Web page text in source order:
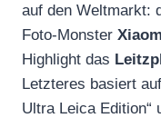
auf den Weltmarkt:
Foto-Monster
Highlight das
Letzteres basiert
Ultra Leica Edition“